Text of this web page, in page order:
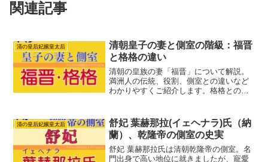
関連記事
清の皇后妃嬪皇太后
清朝皇子の妻と側室の階級：福晋
と格格の違い
清朝の皇族の妻「福晋」について解説。
満洲人の伝統、役割、側室との違いなど
わかりやすくご紹介します。格格との違
清の皇后妃嬪皇太后
舒妃 葉赫那拉(イェヘナラ)氏（納
蘭）、乾隆帝の側室の史実
舒妃 葉赫那拉氏は清朝乾隆帝の側室。名
門出身で高い地位に就きましたが、寵愛